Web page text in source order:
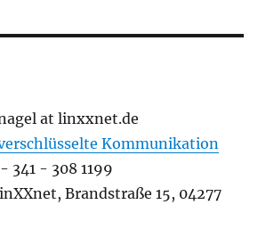
at linxxnet.de
Kommunikation
341 - 308 1199
Brandstraße 15, 04277